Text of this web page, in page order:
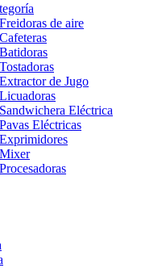
Freidoras de aire
Cafeteras
Batidoras
Tostadoras
Extractor de Jugo
Licuadoras
Sandwichera Eléctrica
Pavas Eléctricas
Exprimidores
Mixer
Procesadoras